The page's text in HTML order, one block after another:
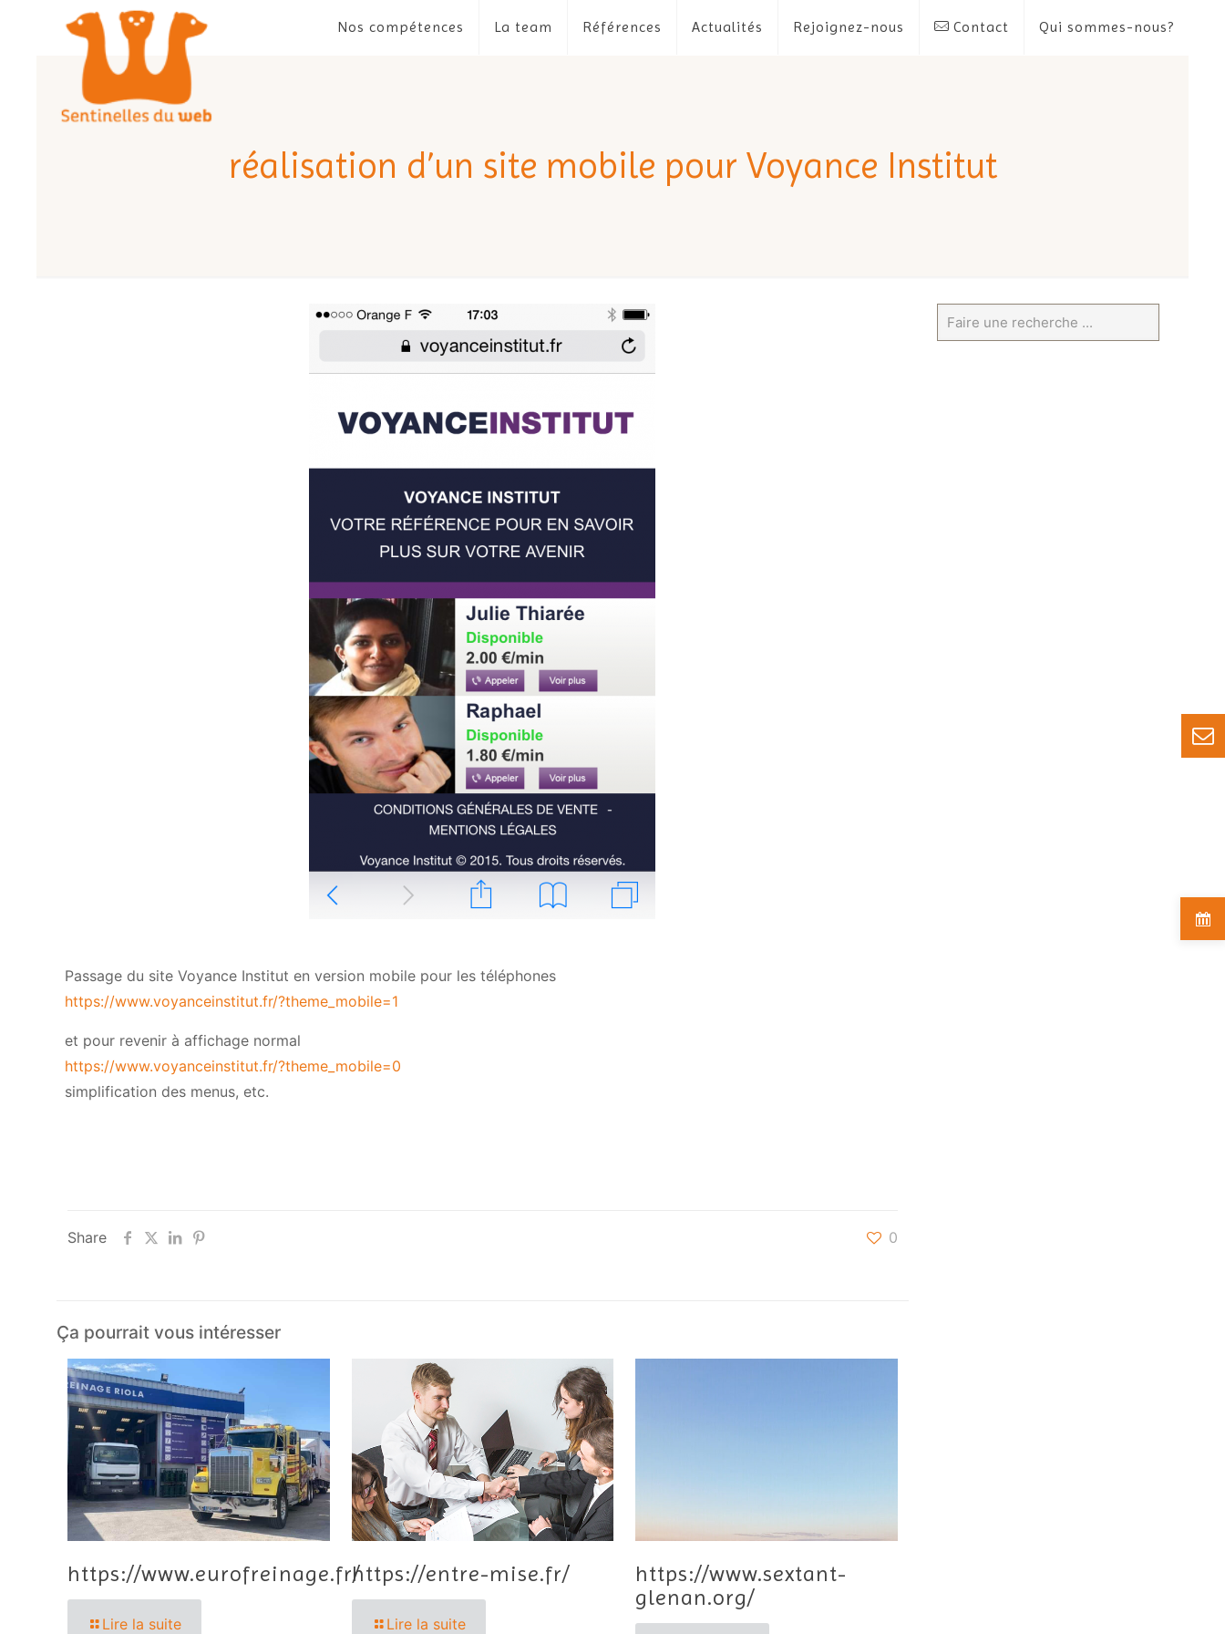
Nos compétences La team Références Actualités Rejoignez-nous Contact Qui sommes-nous?
réalisation d’un site mobile pour Voyance Institut
Passage du site Voyance Institut en version mobile pour les téléphones
https://www.voyanceinstitut.fr/?theme_mobile=1
et pour revenir à affichage normal
https://www.voyanceinstitut.fr/?theme_mobile=0
simplification des menus, etc.
Share 0
Ça pourrait vous intéresser
https://www.eurofreinage.fr/
Lire la suite
https://entre-mise.fr/
Lire la suite
https://www.sextant-
glenan.org/